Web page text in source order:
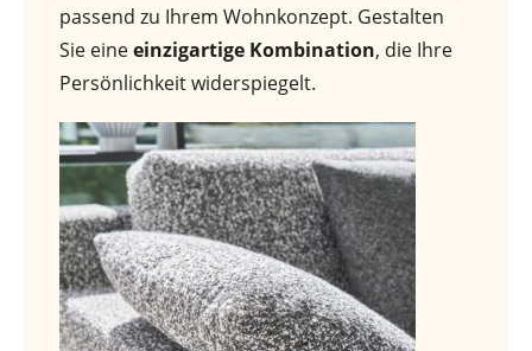
passend zu Ihrem Wohnkonzept. Gestalten
Sie eineeinzigartige Kombination, die Ihre
Persönlichkeit widerspiegelt.